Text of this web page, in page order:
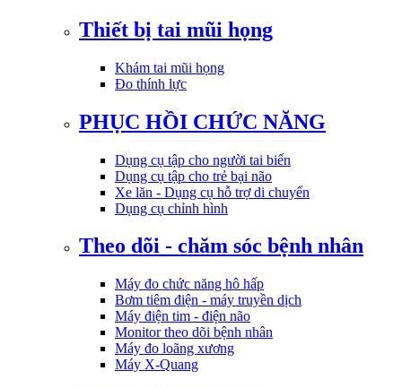
Thiết bị tai mũi họng
Khám tai mũi họng
Đo thính lực
PHỤC HỒI CHỨC NĂNG
Dụng cụ tập cho người tai biến
Dụng cụ tập cho trẻ bại não
Xe lăn - Dụng cụ hỗ trợ di chuyển
Dụng cụ chỉnh hình
Theo dõi - chăm sóc bệnh nhân
Máy đo chức năng hô hấp
Bơm tiêm điện - máy truyền dịch
Máy điện tim - điện não
Monitor theo dõi bệnh nhân
Máy đo loãng xương
Máy X-Quang